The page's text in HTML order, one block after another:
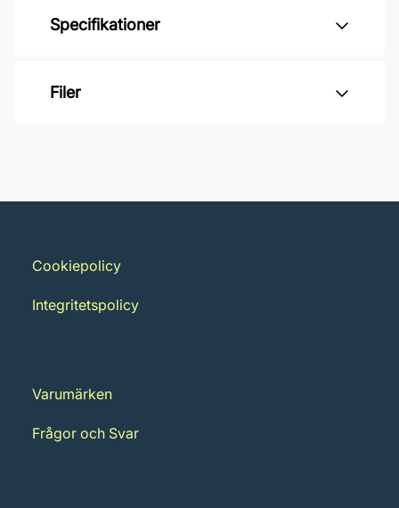
Specifikationer
Varumärke: Go Paint
Filer
Cookiepolicy
Integritetspolicy
Varumärken
Frågor och Svar